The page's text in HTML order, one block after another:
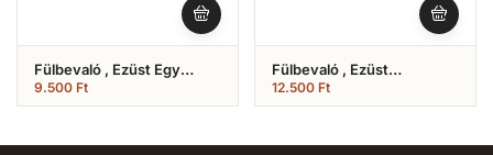
Fülbevaló , Ezüst Egy
Köves (Nr.16)
9.500 Ft
Fülbevaló , Ezüst
Angyalszárny (Nr.2)
12.500 Ft